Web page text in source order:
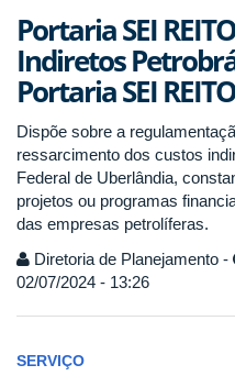
Portaria SEI
Indiretos
Portaria SEI
Dispõe sobre a
ressarcimento dos custos
Federal de Uberlândia,
projetos ou programas
das empresas petrolíferas.
Diretoria de Planejamento -
02/07/2024 - 13:26
SERVIÇO